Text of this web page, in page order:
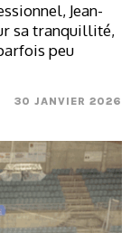
Jean-
sa tranquillité,
peu
30 JANVIER 2026